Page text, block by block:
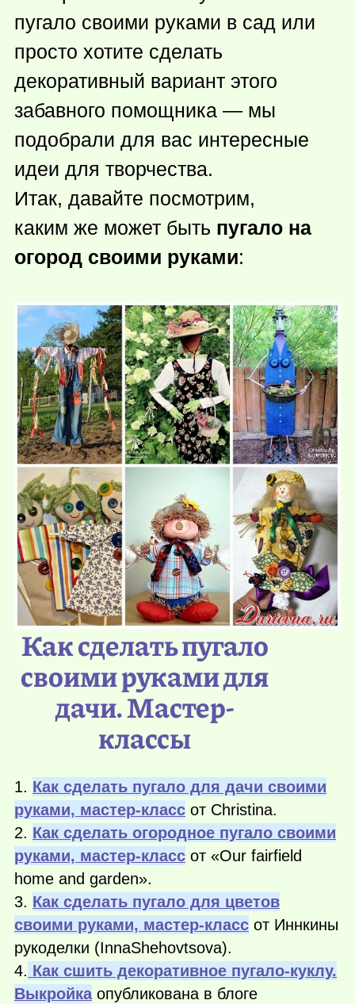
пугало своими руками в сад или
просто хотите сделать
декоративный вариант этого
забавного помощника — мы
подобрали для вас интересные
идеи для творчества.
Итак, давайте посмотрим,
каким же может быть пугало на
огород своими руками:
Как сделать пугало
своими руками для
дачи. Мастер-
классы
1. Как сделать пугало для дачи своими
руками, мастер-класс от Christina.
2. Как сделать огородное пугало своими
руками, мастер-класс от «Our fairfield
home and garden».
3. Как сделать пугало для цветов
своими руками, мастер-класс от Иннкины
рукоделки (InnaShehovtsova).
4. Как сшить декоративное пугало-куклу.
Выкройкаопубликована в блоге